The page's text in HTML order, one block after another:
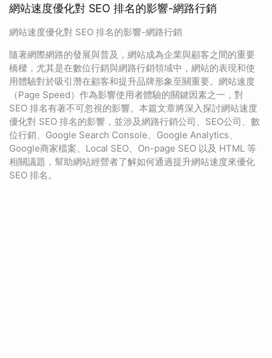
網站速度優化對 SEO 排名的影響-網路行銷
網站速度優化對 SEO 排名的影響-網路行銷
隨著網際網路的發展與普及，網站成為企業與顧客之間的重要
橋樑，尤其是在數位行銷與網路行銷領域中，網站的表現和使
用體驗對於吸引潛在顧客和提升品牌形象至關重要。網站速度
（Page Speed）作為影響使用者體驗的關鍵因素之一，對
SEO 排名有著不可忽視的影響。本篇文章將深入探討網站速度
優化對 SEO 排名的影響，並涉及網路行銷公司、SEO公司、數
位行銷、Google Search Console、Google Analytics、
Google商家檔案、Local SEO、On-page SEO 以及 HTML 等
相關議題，幫助網站經營者了解如何通過提升網站速度來優化
SEO 排名。